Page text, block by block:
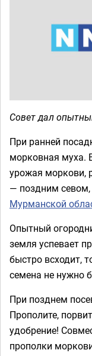
Совет дал
При ранней
морковная муха.
урожая моркови,
— поздним севом,
Мурманской
Опытный
земля успевает
быстро всходит,
семена не нужно
При позднем
Прополите,
удобрение!
прополки